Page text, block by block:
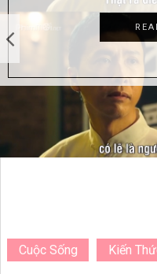
the
Cuộc Sống Kiến